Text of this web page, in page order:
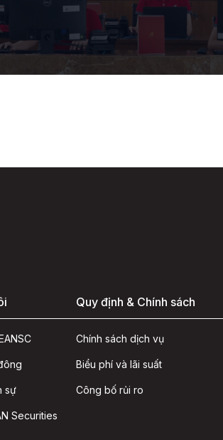
sự
Securities
Quy định & Chính sách
Chính sách dịch vụ
Biểu phí và lãi suất
Công bố rủi ro